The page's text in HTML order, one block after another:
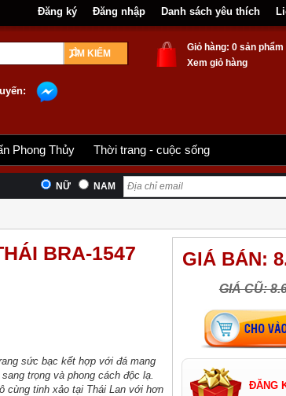
Danh sách yêu thích
Đăng nhập
Đăng ký
Giỏ hàng: 0 sản phẩm
Xem giỏ hàng
Phong Thủy Thời trang - cuộc sống
NỮ NAM
BRA-1547
sức bạc kết hợp với đá mang
trọng và phong cách độc lạ.
cùng tinh xảo tại Thái Lan với hơn
GIÁ BÁN:
GIÁ CŨ:
ĐĂNG